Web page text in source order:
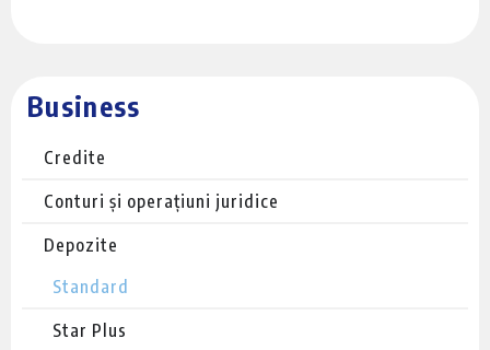
Business
Credite
Conturi și operațiuni juridice
Depozite
Standard
Star Plus